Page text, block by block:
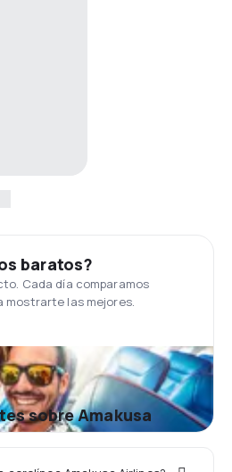
baratos?
Cada día comparamos
las mejores.
sobre Amakusa